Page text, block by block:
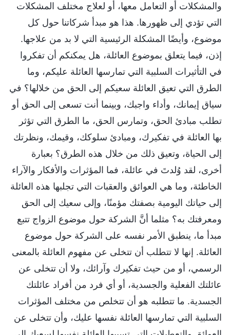
والمشكلات أو التعامل معها، أو لعلاج مختلف المشكلات
التي تؤدي إلى ظهورها. هذا هو مبدأ شركاتنا حول كل
موضوع، وأيضًا المشكلة الرئيسية التي لا بد من علاجها.
إذن، فيما يتعلق بموضوع العائلة، هل يمكنكم أن تفكروا
في التأثيرات السلبية التي تمارسها العائلة عليكم، وما
الطرق التي تعيق العائلة سعيكم إلى الحق من خلالها؟ في
سياق إيمانك، وأداء واجبك، وبينما أنت تسعى إلى الحق أو
تطلب مبادئ الحق، وتمارس الحق، ما الطرق التي تؤثر
بها العائلة في تفكيرك، ومبادئ سلوكك، وقيمك، ونظرتك
إلى الحياة، وتعيق ذلك من خلال هذه الطرق؟ بعبارة
أخرى، لقد وُلدتَ في عائلة، فما المؤثرات والأفكار والآراء
الخاطئة، وما هي العوائق والعقبات التي تجلبها هذه العائلة
إلى حياتك اليومية بصفتك مؤمنًا، وإلى سعيك إلى الحق
ومعرفتك به؟ مثلما أنَّ الشركة حول موضوع الزواج تتبع
مبدأ ما، ينطبق الأمر نفسه على الشركة حول موضوع
العائلة. إنها لا تتطلب أن تتخلى عن مفهوم العائلة بالمعنى
الرسمي، أو من حيث تفكيرك وآرائك، ولا أن تتخلى عن
عائلتك الفعلية والجسدية، أو أي فرد من أفراد عائلتك
الجسدية. ما تتطلبه هو أن تتخلص من مختلف المؤثرات
السلبية التي تمارسها العائلة نفسها عليك، وأن تتخلى عن